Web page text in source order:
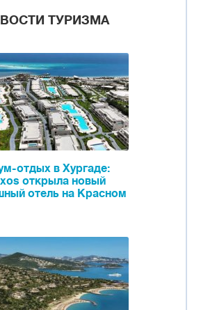
ТУРИЗМА
отдых в Хургаде:
открыла новый
отель на Красном